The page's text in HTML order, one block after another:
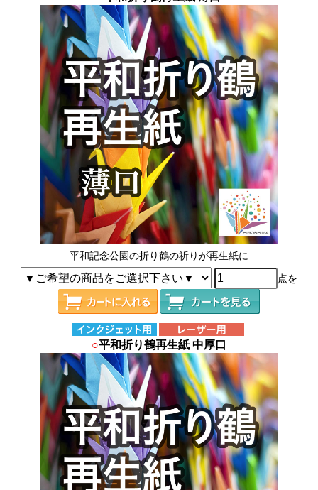
平和記念公園の折り鶴の祈りが再生紙に
点を
○平和折り鶴再生紙 中厚口